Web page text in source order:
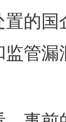
的
管